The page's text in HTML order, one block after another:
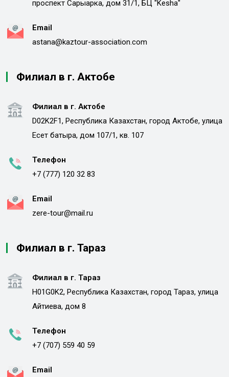
проспект Сарыарка, дом 31/1, БЦ "Kesha"
Email
astana@kaztour-association.com
Филиал в г. Актобе
Филиал в г. Актобе
D02K2F1, Республика Казахстан, город Актобе, улица
Есет батыра, дом 107/1, кв. 107
Телефон
+7 (777) 120 32 83
Email
zere-tour@mail.ru
Филиал в г. Тараз
Филиал в г. Тараз
H01G0K2, Республика Казахстан, город Тараз, улица
Айтиева, дом 8
Телефон
+7 (707) 559 40 59
Email